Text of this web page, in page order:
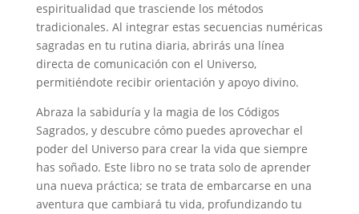
espiritualidad que trasciende los métodos
tradicionales. Al integrar estas secuencias numéricas
sagradas en tu rutina diaria, abrirás una línea
directa de comunicación con el Universo,
permitiéndote recibir orientación y apoyo divino.
Abraza la sabiduría y la magia de los Códigos
Sagrados, y descubre cómo puedes aprovechar el
poder del Universo para crear la vida que siempre
has soñado. Este libro no se trata solo de aprender
una nueva práctica; se trata de embarcarse en una
aventura que cambiará tu vida, profundizando tu